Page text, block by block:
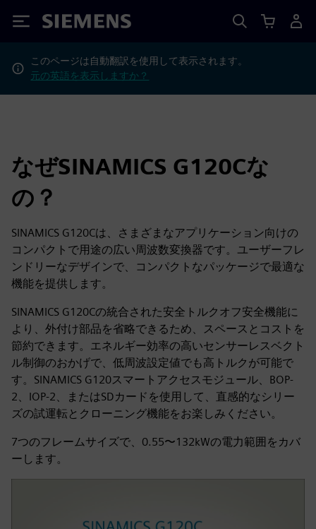
Siemens
このページは自動翻訳を使用して表示されます。
元の英語を表示しますか？
なぜSINAMICS G120Cな
の？
SINAMICS G120Cは、さまざまなアプリケーション向けの
コンパクトで用途の広い周波数変換器です。ユーザーフレ
ンドリーなデザインで、コンパクトなパッケージで最適な
機能を提供します。
SINAMICS G120Cの統合された安全トルクオフ安全機能に
より、外付け部品を省略できるため、スペースとコストを
節約できます。エネルギー効率の高いセンサーレスベクト
ル制御のおかげで、低周波設定値でも高トルクが可能で
す。SINAMICS G120スマートアクセスモジュール、BOP-
2、IOP-2、またはSDカードを使用して、直感的なシリー
ズの試運転とクローニング機能をお楽しみください。
7つのフレームサイズで、0.55〜132kWの電力範囲をカバ
ーします。